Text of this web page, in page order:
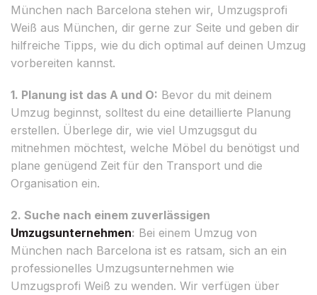
München nach Barcelona stehen wir, Umzugsprofi
Weiß aus München, dir gerne zur Seite und geben dir
hilfreiche Tipps, wie du dich optimal auf deinen Umzug
vorbereiten kannst.
1. Planung ist das A und O: Bevor du mit deinem
Umzug beginnst, solltest du eine detaillierte Planung
erstellen. Überlege dir, wie viel Umzugsgut du
mitnehmen möchtest, welche Möbel du benötigst und
plane genügend Zeit für den Transport und die
Organisation ein.
2. Suche nach einem zuverlässigen
Umzugsunternehmen: Bei einem Umzug von
München nach Barcelona ist es ratsam, sich an ein
professionelles Umzugsunternehmen wie
Umzugsprofi Weiß zu wenden. Wir verfügen über